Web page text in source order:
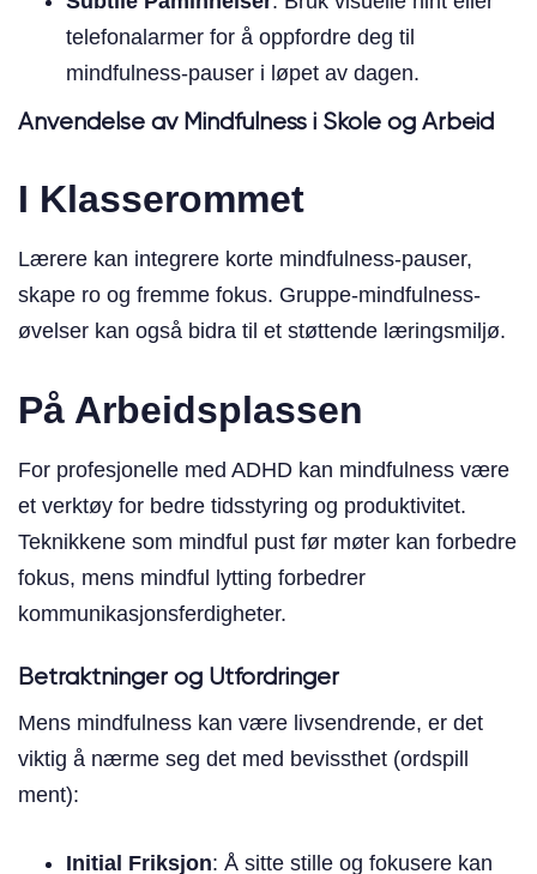
telefonalarmer for å oppfordre deg til
mindfulness-pauser i løpet av dagen.
Anvendelse av Mindfulness i Skole og Arbeid
I Klasserommet
Lærere kan integrere korte mindfulness-pauser,
skape ro og fremme fokus. Gruppe-mindfulness-
øvelser kan også bidra til et støttende læringsmiljø.
På Arbeidsplassen
For profesjonelle med ADHD kan mindfulness være
et verktøy for bedre tidsstyring og produktivitet.
Teknikkene som mindful pust før møter kan forbedre
fokus, mens mindful lytting forbedrer
kommunikasjonsferdigheter.
Betraktninger og Utfordringer
Mens mindfulness kan være livsendrende, er det
viktig å nærme seg det med bevissthet (ordspill
ment):
Initial Friksjon: Å sitte stille og fokusere kan